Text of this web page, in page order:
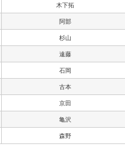
木下拓
阿部
杉山
遠藤
石岡
古本
京田
亀沢
森野